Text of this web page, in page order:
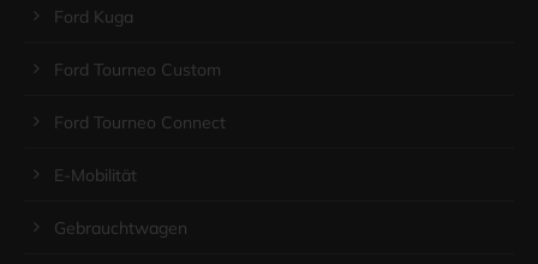
Ford Kuga
Ford Tourneo Custom
Ford Tourneo Connect
E-Mobilität
Gebrauchtwagen